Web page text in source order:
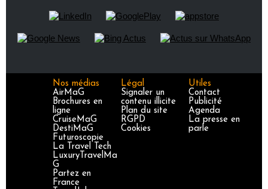
Nos médias
AirMaG
Brochures en
ligne
CruiseMaG
DestiMaG
Futuroscopie
La Travel Tech
LuxuryTravelMa
G
Partez en
France
Légal
Signaler un
contenu illicite
Plan du site
RGPD
Cookies
Utiles
Contact
Publicité
Agenda
La presse en
parle